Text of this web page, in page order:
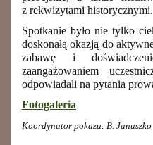
z rekwizytami historycznymi.
Spotkanie było nie tylko
doskonałą okazją do
zabawę i
zaangażowaniem
odpowiadali na pytania
Fotogaleria
Koordynator pokazu: B. Januszko